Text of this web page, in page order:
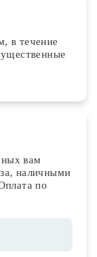
в течение
вам
наличными
по